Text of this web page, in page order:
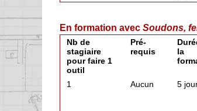
En formation avec Soudons,
Nb de
stagiaire
pour faire 1
outil
Pré-
requis
la
1 Aucun 5